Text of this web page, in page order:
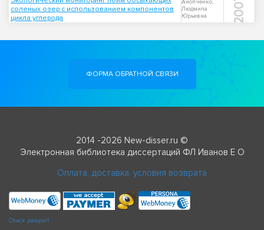
соленых озер с использованием компонентов
цикла углерода
Анопченко,
Людмила
Юрьевна
2007
ФОРМА ОБРАТНОЙ СВЯЗИ
2014 -2026 New-disser.ru ©
Электронная библиотека диссертаций ФЛ Иванов Е О
Оплата, доставка, условия возврата
Check passport